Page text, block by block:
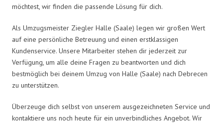
möchtest, wir finden die passende Lösung für dich.
Als Umzugsmeister Ziegler Halle (Saale) legen wir großen Wert
auf eine persönliche Betreuung und einen erstklassigen
Kundenservice. Unsere Mitarbeiter stehen dir jederzeit zur
Verfügung, um alle deine Fragen zu beantworten und dich
bestmöglich bei deinem Umzug von Halle (Saale) nach Debrecen
zu unterstützen.
Überzeuge dich selbst von unserem ausgezeichneten Service und
kontaktiere uns noch heute für ein unverbindliches Angebot. Wir